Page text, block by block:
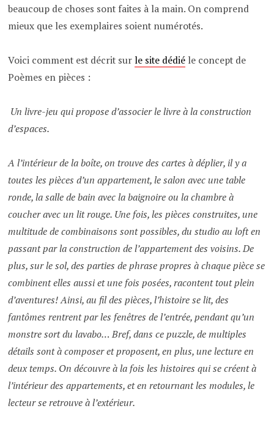
beaucoup de choses sont faites à la main. On comprend
mieux que les exemplaires soient numérotés.
Voici comment est décrit sur le site dédié le concept de
Poèmes en pièces :
Un livre-jeu qui propose d’associer le livre à la construction
d’espaces.
A l’intérieur de la boîte, on trouve des cartes à déplier, il y a
toutes les pièces d’un appartement, le salon avec une table
ronde, la salle de bain avec la baignoire ou la chambre à
coucher avec un lit rouge. Une fois, les pièces construites, une
multitude de combinaisons sont possibles, du studio au loft en
passant par la construction de l’appartement des voisins. De
plus, sur le sol, des parties de phrase propres à chaque pièce se
combinent elles aussi et une fois posées, racontent tout plein
d’aventures! Ainsi, au fil des pièces, l’histoire se lit, des
fantômes rentrent par les fenêtres de l’entrée, pendant qu’un
monstre sort du lavabo… Bref, dans ce puzzle, de multiples
détails sont à composer et proposent, en plus, une lecture en
deux temps. On découvre à la fois les histoires qui se créent à
l’intérieur des appartements, et en retournant les modules, le
lecteur se retrouve à l’extérieur.